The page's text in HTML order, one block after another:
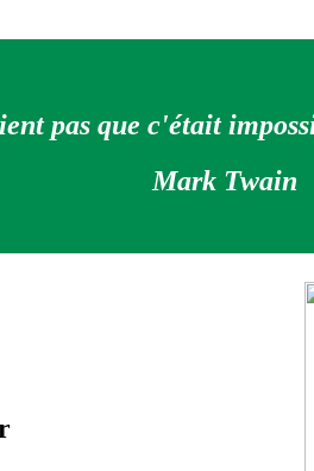
pas que c'était
Mark Twain